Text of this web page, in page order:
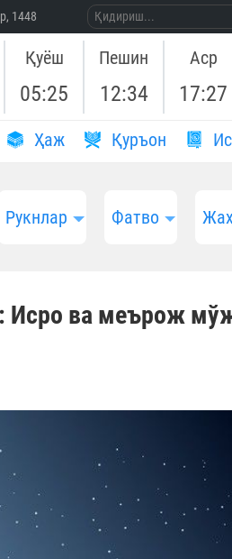
1448
Қуёш
05:25
Пешин
12:34
Аср
17:27
Ҳаж Қуръон
Рукнлар Фатво
Исро ва меърож